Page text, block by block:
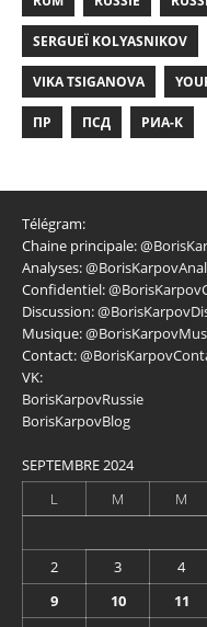
SERGUEÏ KOLYASNIKOV
VIKA TSIGANOVA
ПР ПСД РИА-К
Télégram:
Chaine principale:
Analyses:
Confidentiel:
Discussion:
Musique:
Contact:
VK:
BorisKarpovRussie
BorisKarpovBlog
SEPTEMBRE 2024
L
M M
2
3 4
9
10 11